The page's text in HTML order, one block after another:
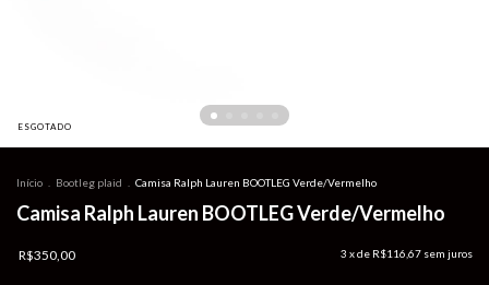
ESGOTADO
Início Bootleg plaid Camisa Ralph Lauren BOOTLEG Verde/Vermelho
Camisa Ralph Lauren BOOTLEG Verde/Vermelho
R$350,00 3 x de R$116,67 sem juros